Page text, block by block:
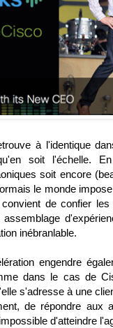
à l'identique
soit l'échelle.
soit encore
le monde
de confier
inébranlable.
engendre
dans le cas de
s'adresse à une
de répondre aux
d'atteindre